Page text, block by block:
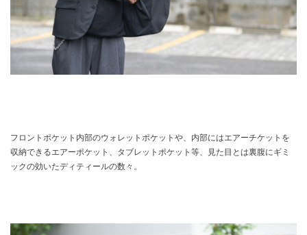
フロントポケット内部のウォレットポケットや、内部にはエアーチケットを
収納できるエアーポケット、タブレットポケット等、見た目とは裏腹にギミ
ックの効いたディティールの数々。